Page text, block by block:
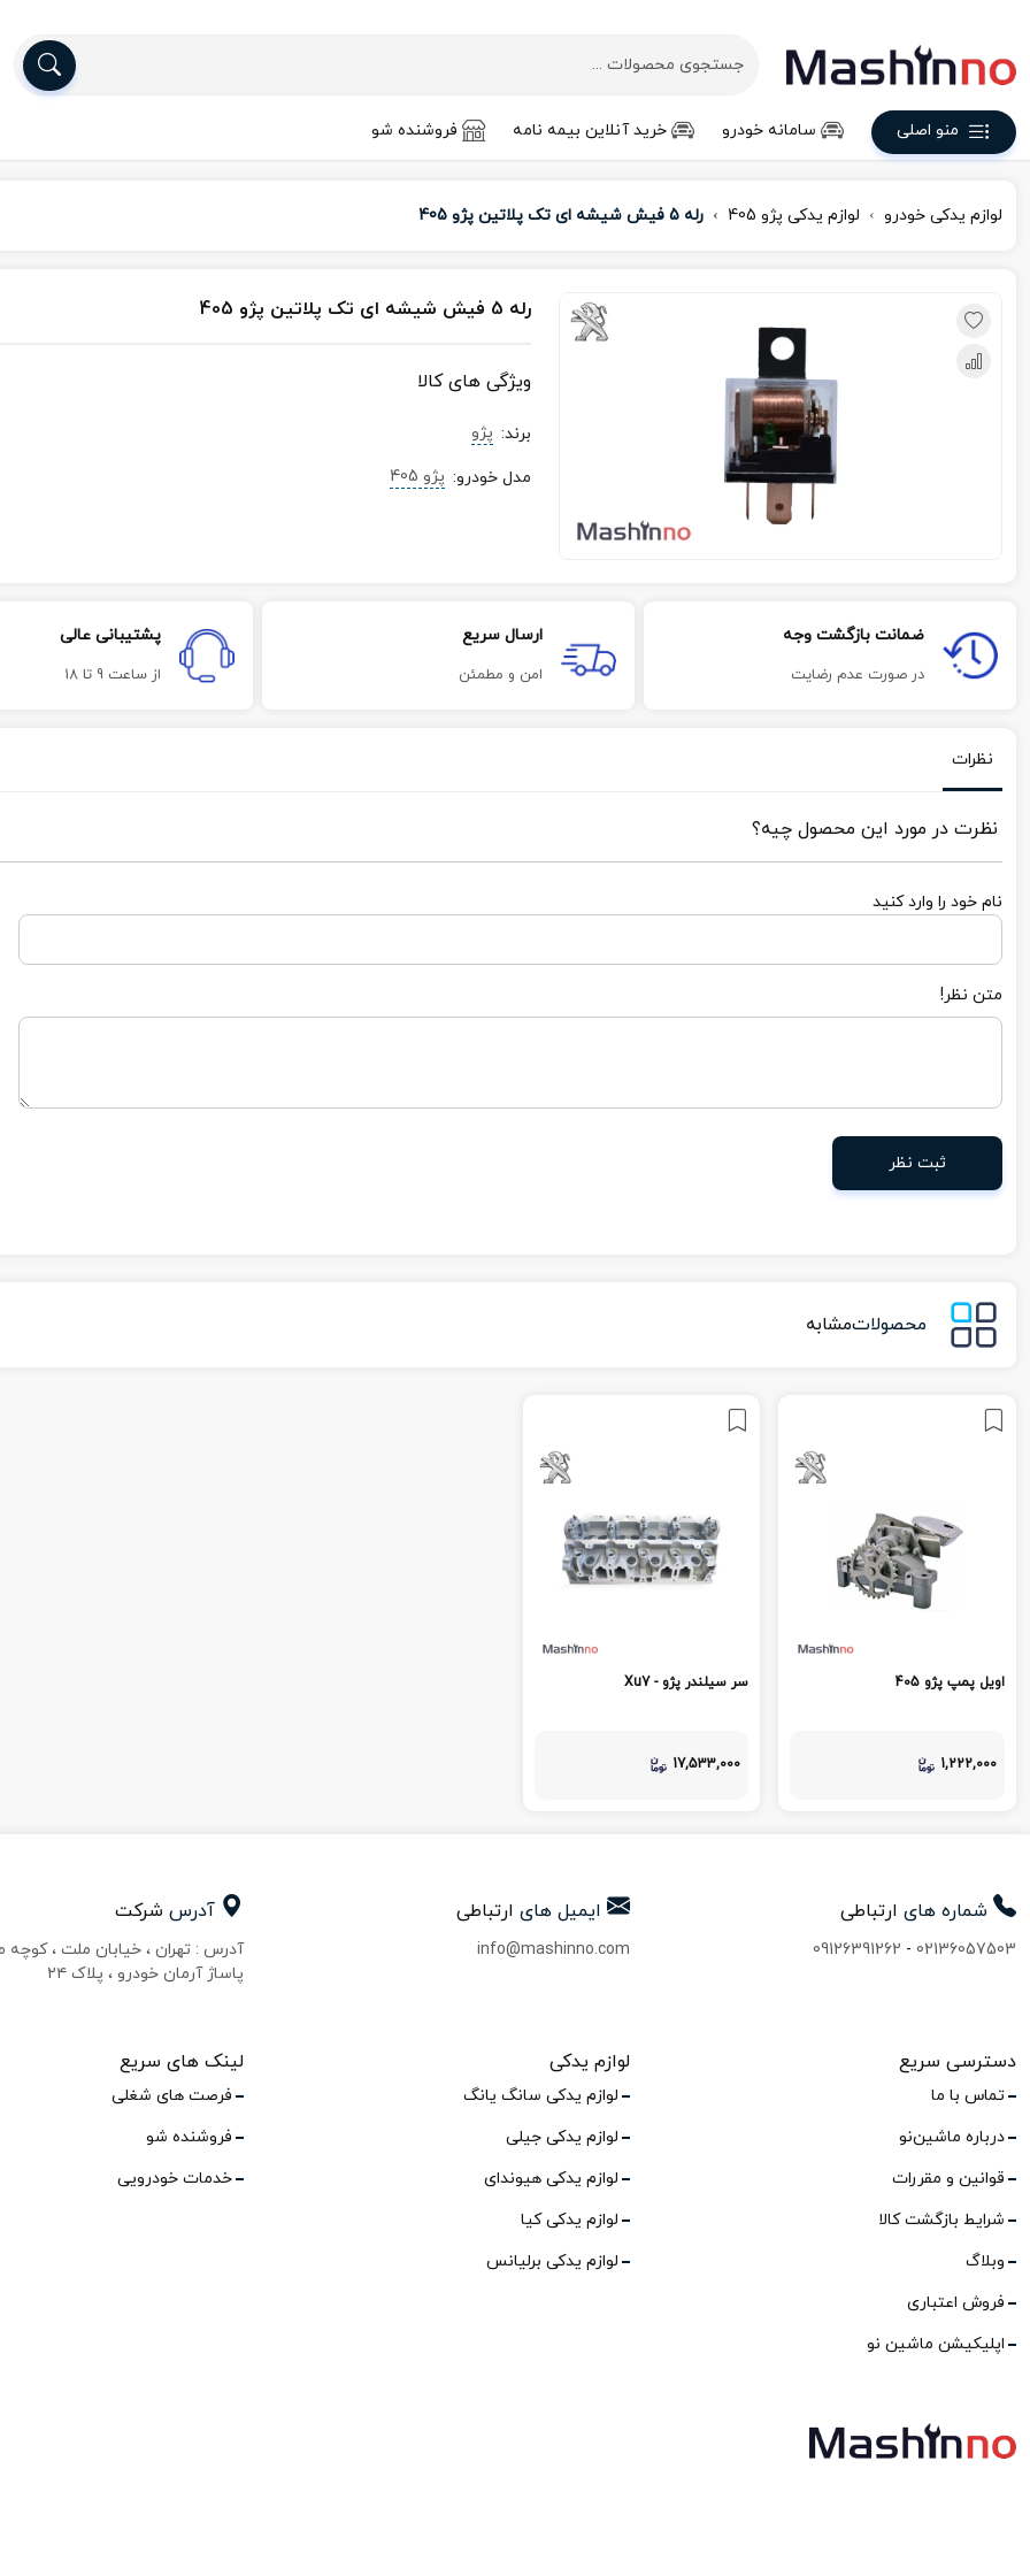
منو اصلی سامانه خودرو خرید آنلاین بیمه نامه فروشنده شو
لوازم یدکی خودرو لوازم یدکی پژو 405 رله 5 فیش شیشه ای تک پلاتین پژو 405
رله 5 فیش شیشه ای تک پلاتین پژو 405
ویژگی های کالا
برند: پژو
مدل خودرو: پژو 405
ضمانت بازگشت وجه
در صورت عدم رضایت
ارسال سریع
امن و مطمئن
پشتیبانی عالی
از ساعت 9 تا 18
نظرات
نظرت در مورد این محصول چیه؟
نام خود را وارد کنید
متن نظر!
ثبت نظر
محصولاتمشابه
اویل پمپ پژو 405
1,222,000
سر سیلندر پژو - Xu7
17,533,000
شماره های ارتباطی
02136057503
-
09126391262
ایمیل های ارتباطی
info@mashinno.com
آدرس شرکت
آدرس : تهران ، خیابان ملت ، کوچه
پاساژ آرمان خودرو ، پلاک ۲۴
دسترسی سریع
تماس با ما
درباره ماشین‌نو
قوانین و مقررات
شرایط بازگشت کالا
وبلاگ
فروش اعتباری
اپلیکیشن ماشین نو
لوازم یدکی
لوازم یدکی سانگ یانگ
لوازم یدکی جیلی
لوازم یدکی هیوندای
لوازم یدکی کیا
لوازم یدکی برلیانس
لینک های سریع
فرصت های شغلی
فروشنده شو
خدمات خودرویی